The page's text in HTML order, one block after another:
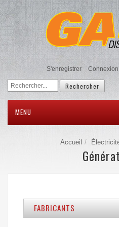
S'enregistrer Connexion
MENU
Accueil
FABRICANTS